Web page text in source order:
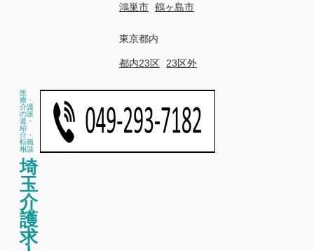
鴻巣市 鶴ヶ島市
東京都内
都内23区 23区外
医
療・
介護
の派
遣・
紹
介・
転職
相談
埼
玉
介
護
求